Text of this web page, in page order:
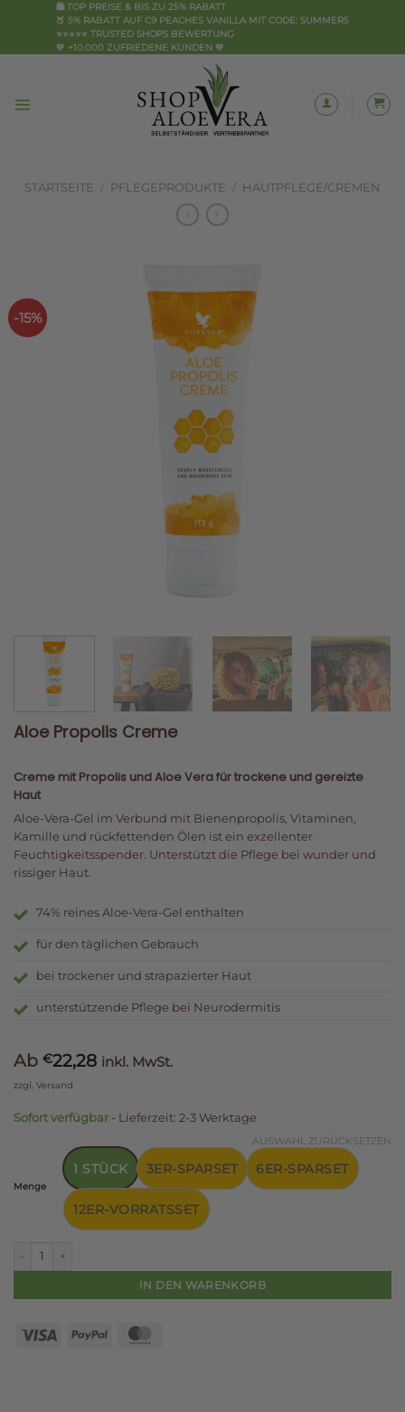
🛍️ TOP PREISE & BIS ZU 25% RABATT
🍑 5% RABATT AUF C9 PEACHES VANILLA MIT CODE: SUMMER5
⭐⭐⭐⭐⭐ TRUSTED SHOPS BEWERTUNG
💛 +10.000 ZUFRIEDENE KUNDEN 💛
STARTSEITE / PFLEGEPRODUKTE / HAUTPFLEGE/CREMEN
-15%
Aloe Propolis Creme
Creme mit Propolis und Aloe Vera für trockene und gereizte
Haut
Aloe-Vera-Gel im Verbund mit Bienenpropolis, Vitaminen,
Kamille und rückfettenden Ölen ist ein exzellenter
Feuchtigkeitsspender. Unterstützt die Pflege bei wunder und
rissiger Haut.
74% reines Aloe-Vera-Gel enthalten
für den täglichen Gebrauch
bei trockener und strapazierter Haut
unterstützende Pflege bei Neurodermitis
Ab €22,28 inkl. MwSt.
zzgl. Versand
Sofort verfügbar - Lieferzeit: 2-3 Werktage
Menge
1 STÜCK 3ER-SPARSET 6ER-SPARSET
12ER-VORRATSSET
AUSWAHL ZURÜCKSETZEN
IN DEN WARENKORB